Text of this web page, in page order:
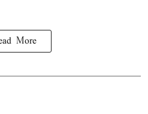
More